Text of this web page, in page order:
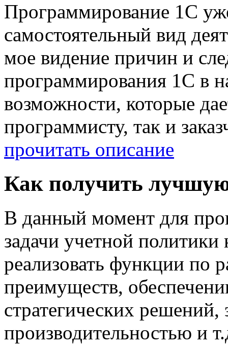
Программирование 1С
самостоятельный вид
мое видение причин и
программирования 1С в
возможности, которые
программисту, так и
прочитать описание
Как получить
В данный момент для
задачи учетной
реализовать функции по
преимуществ,
стратегических
производительностью и